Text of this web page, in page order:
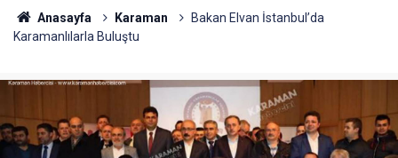
Anasayfa Karaman
Bakan Elvan İstanbul’da
Karamanlılarla Buluştu